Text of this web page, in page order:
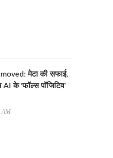
मेटा की सफाई,
AI के 'फॉल्स पॉजिटिव'
AM